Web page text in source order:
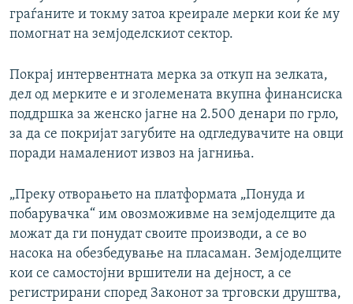
граѓаните и токму затоа креирале мерки кои ќе му
помогнат на земјоделскиот сектор.
Покрај интервентната мерка за откуп на зелката,
дел од мерките е и зголемената вкупна финансиска
поддршка за женско јагне на 2.500 денари по грло,
за да се покријат загубите на одгледувачите на овци
поради намалениот извоз на јагниња.
„Преку отворањето на платформата „Понуда и
побарувачка“ им овозможивме на земјоделците да
можат да ги понудат своите производи, а се во
насока на обезбедување на пласаман. Земјоделците
кои се самостојни вршители на дејност, а се
регистрирани според Законот за трговски друштва,